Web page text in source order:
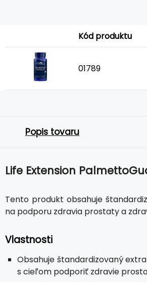
Kód produktu
01789
Popis tovaru
Life Extension
Tento produkt obsahuje
na podporu zdravia prostaty a
Vlastnosti
Obsahuje štandardizovaný
s cieľom podporiť zdravie